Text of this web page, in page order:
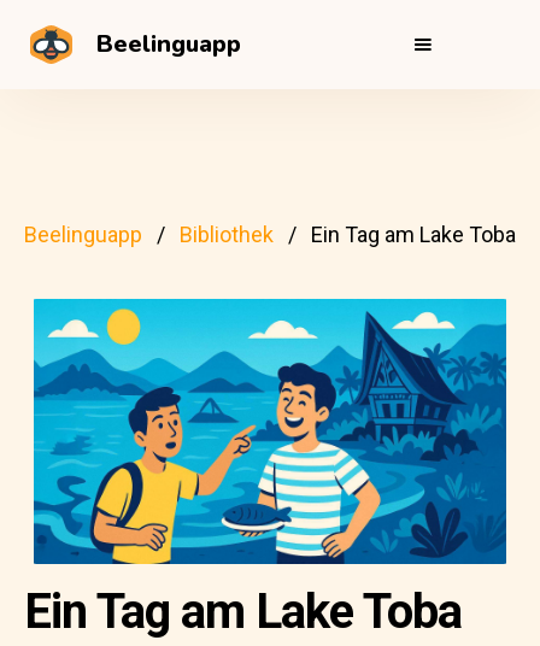
Beelinguapp
Beelinguapp Bibliothek Ein Tag am Lake Toba
Ein Tag am Lake Toba